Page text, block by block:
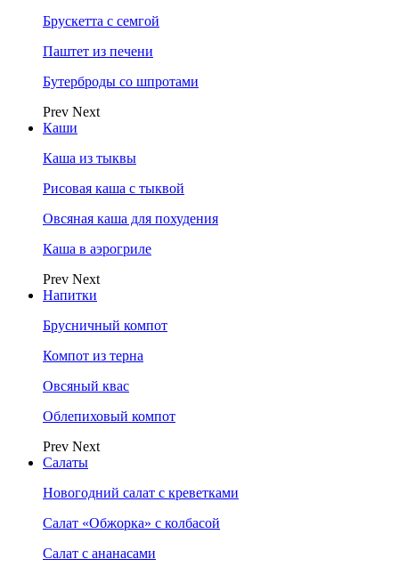
Брускетта с семгой
Паштет из печени
Бутерброды со шпротами
Prev Next
Каши
Каша из тыквы
Рисовая каша с тыквой
Овсяная каша для похудения
Каша в аэрогриле
Prev Next
Напитки
Брусничный компот
Компот из терна
Овсяный квас
Облепиховый компот
Prev Next
Салаты
Новогодний салат с креветками
Салат «Обжорка» с колбасой
Салат с ананасами